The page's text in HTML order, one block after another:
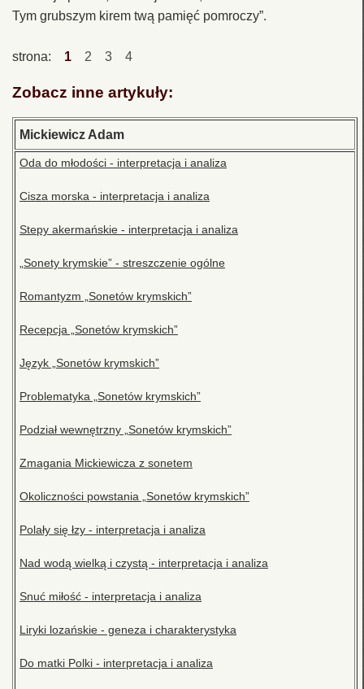
Tym grubszym kirem twą pamięć pomroczy”.
strona: 1 2 3 4
Zobacz inne artykuły:
Mickiewicz Adam
Oda do młodości - interpretacja i analiza
Cisza morska - interpretacja i analiza
Stepy akermańskie - interpretacja i analiza
„Sonety krymskie” - streszczenie ogólne
Romantyzm „Sonetów krymskich”
Recepcja „Sonetów krymskich”
Język „Sonetów krymskich”
Problematyka „Sonetów krymskich”
Podział wewnętrzny „Sonetów krymskich”
Zmagania Mickiewicza z sonetem
Okoliczności powstania „Sonetów krymskich”
Polały się łzy - interpretacja i analiza
Nad wodą wielką i czystą - interpretacja i analiza
Snuć miłość - interpretacja i analiza
Liryki lozańskie - geneza i charakterystyka
Do matki Polki - interpretacja i analiza